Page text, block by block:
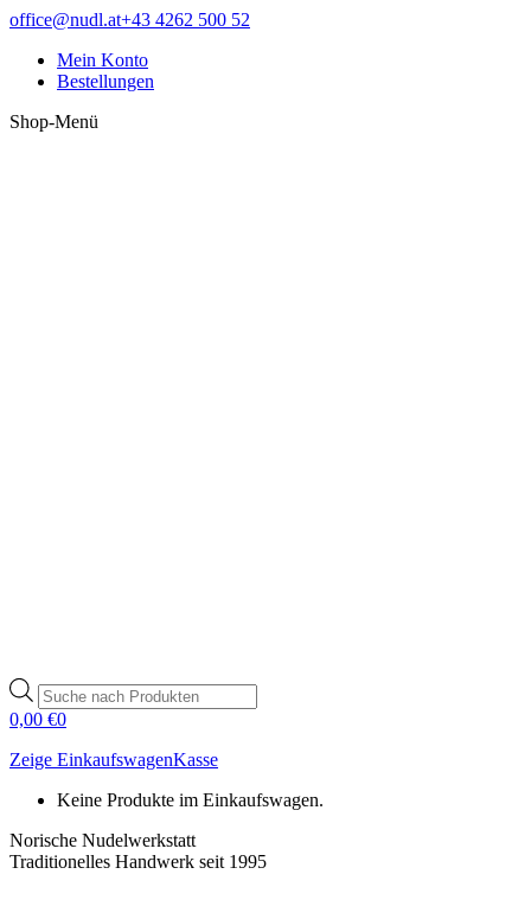
Zum
springen
Facebook
opens
window
office@nudl.at+43 4262 500 52
Mein Konto
Bestellungen
Shop-Menü
Products
search
0,00 €0
Zeige EinkaufswagenKasse
Keine Produkte im Einkaufswagen.
Norische Nudelwerkstatt
Traditionelles Handwerk seit 1995